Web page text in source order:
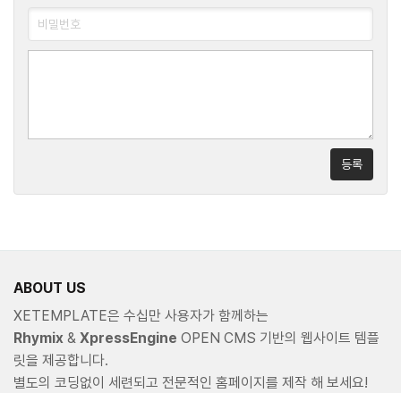
등록
ABOUT US
XETEMPLATE은 수십만 사용자가 함께하는
Rhymix & XpressEngine OPEN CMS 기반의 웹사이트 템플
릿을 제공합니다.
별도의 코딩없이 세련되고 전문적인 홈페이지를 제작 해 보세요!